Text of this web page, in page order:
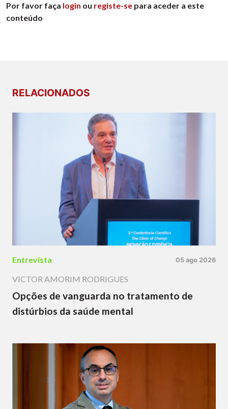
Por favor faça login ou registe-se para aceder a este
conteúdo
RELACIONADOS
Entrevista 05 ago 2026
VICTOR AMORIM RODRIGUES
Opções de vanguarda no tratamento de
distúrbios da saúde mental